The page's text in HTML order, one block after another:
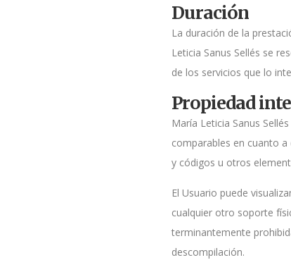
Duración
La duración de la
Leticia Sanus Sellés se
de los servicios que lo
Propiedad
María Leticia Sanus
comparables en cuanto
y códigos u otros
El Usuario puede
cualquier otro soporte
terminantemente
descompilación.